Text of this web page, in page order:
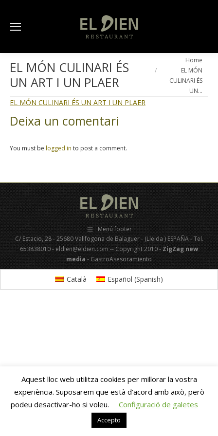
EL MÓN CULINARI ÉS
UN ART I UN PLAER
You are here:Home
EL MÓN
CULINARI ÉS
UN…
EL MÓN CULINARI ÉS UN ART I UN PLAER
Deixa un comentari
You must be logged in to post a comment.
Menú footer
C/ Estacio, 28 - 25680 Vallfogona de Balaguer - (Lleida ) ESPAÑA - Tel.
653838010 - eldien@eldien.com -- Copyright 2010 -ZigZag new
media- GastroAsesoramiento
Aquest lloc web utilitza cookies per millorar la vostra
experiència. Suposarem que està d’acord amb això, però
podeu desactivar-ho si voleu.
Configuració de galetes
Accepto
Català Español (Spanish)